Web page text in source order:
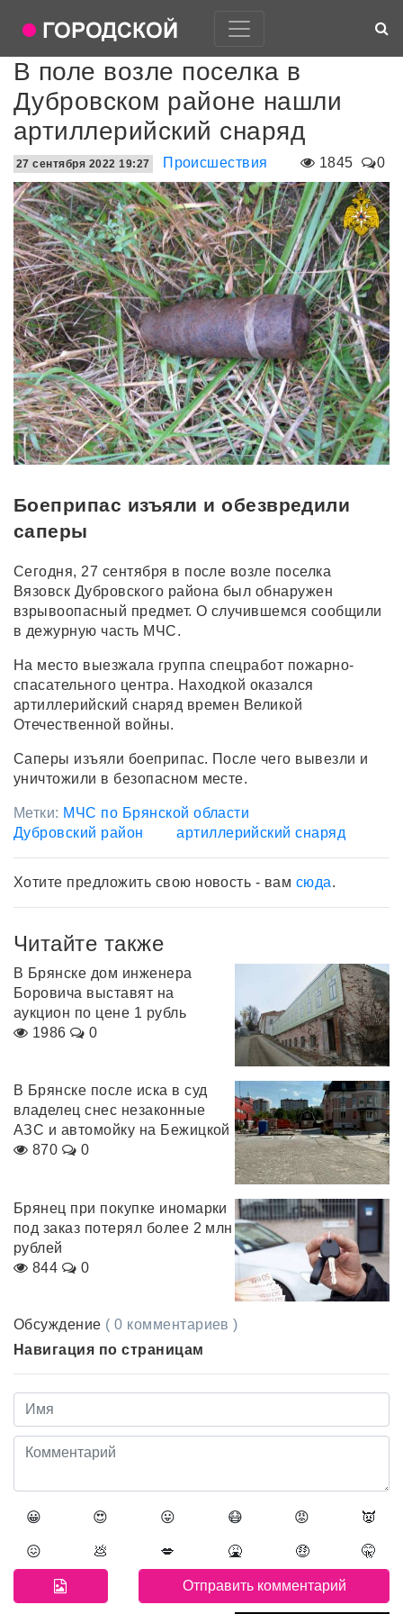
В поле возле поселка в
Дубровском районе нашли
артиллерийский снаряд
1845 0
27 сентября 2022 19:27 Происшествия
Боеприпас изъяли и обезвредили
саперы
Сегодня, 27 сентября в после возле поселка
Вязовск Дубровского района был обнаружен
взрывоопасный предмет. О случившемся сообщили
в дежурную часть МЧС.
На место выезжала группа спецработ пожарно-
спасательного центра. Находкой оказался
артиллерийский снаряд времен Великой
Отечественной войны.
Саперы изъяли боеприпас. После чего вывезли и
уничтожили в безопасном месте.
Метки: МЧС по Брянской области
Дубровский район
артиллерийский снаряд
Хотите предложить свою новость - вам сюда.
Читайте также
В Брянске дом инженера
Боровича выставят на
аукцион по цене 1 рубль
1986
0
В Брянске после иска в суд
владелец снес незаконные
АЗС и автомойку на Бежицкой
870
0
Брянец при покупке иномарки
под заказ потерял более 2 млн
рублей
844
0
Обсуждение ( 0 комментариев )
Навигация по страницам
😀 😍 😛 😷 😡 👿
😖 💩 💋 🤮 🤑 🤫